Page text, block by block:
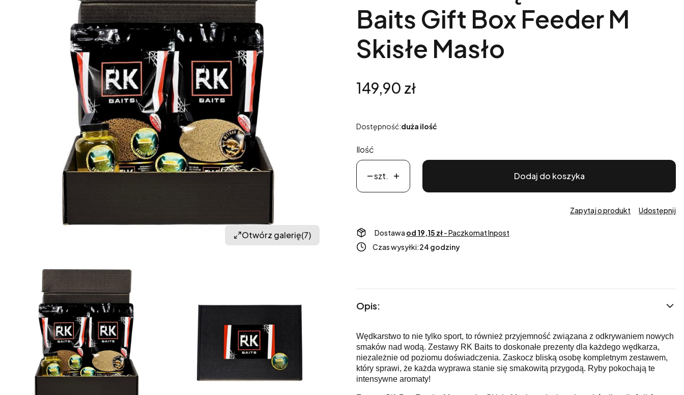
Otwórz galerię(7)
Baits Gift Box Feeder M
Skisłe Masło
Cena
149,90 zł
Dostępność:duża ilość
Ilość
szt. Dodaj do koszyka
Zapytaj o produkt Udostępnij
Dostawa od 19,15 zł- Paczkomat Inpost
Czas wysyłki:24 godziny
Opis:
Wędkarstwo to nie tylko sport, to również przyjemność związana z odkrywaniem nowych
smaków nad wodą. Zestawy RK Baits to doskonałe prezenty dla każdego wędkarza,
niezależnie od poziomu doświadczenia. Zaskocz bliską osobę kompletnym zestawem,
który sprawi, że każda wyprawa stanie się smakowitą przygodą. Ryby pokochają te
intensywne aromaty!